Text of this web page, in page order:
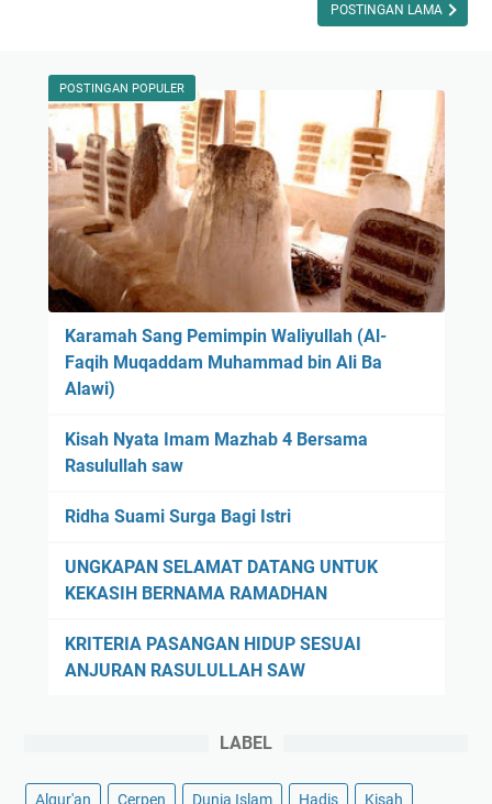
B
a
h
a
g
i
a
D
e
n
g
Q
a
a
h
POSTINGAN LAMA
POSTINGAN POPULER
Karamah Sang Pemimpin Waliyullah (Al-
Faqih Muqaddam Muhammad bin Ali Ba
Alawi)
Kisah Nyata Imam Mazhab 4 Bersama
Rasulullah saw
Ridha Suami Surga Bagi Istri
UNGKAPAN SELAMAT DATANG UNTUK
KEKASIH BERNAMA RAMADHAN
KRITERIA PASANGAN HIDUP SESUAI
ANJURAN RASULULLAH SAW
LABEL
Alqur'an Cerpen Dunia Islam Hadis Kisah